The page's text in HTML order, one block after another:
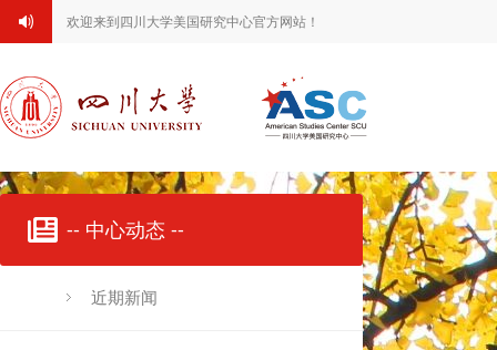
欢迎来到四川大学美国研究中心官方网站！
-- 中心动态 --
近期新闻